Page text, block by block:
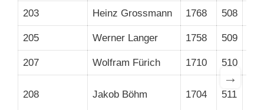
203 Heinz Grossmann 1768 508
205 Werner Langer 1758 509
207 Wolfram Fürich 1710 510
208 Jakob Böhm 1704 511
→